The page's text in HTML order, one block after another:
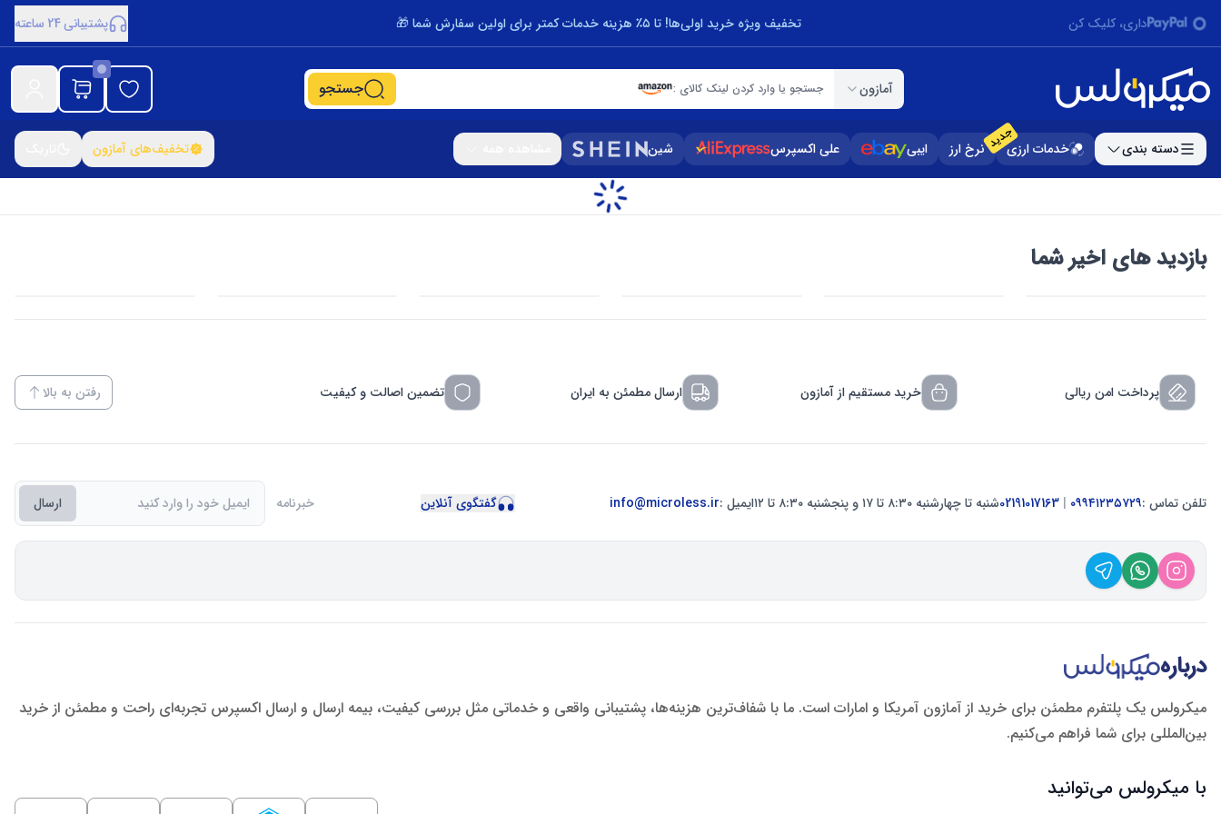
داری، کلیک کن تخفیف ویژه خرید اولی‌ها! تا ۵٪ هزینه خدمات کمتر برای اولین سفارش شما 🎁 پشتیبانی 24 ساعته
آمازون جستجو یا وارد کردن لینک کالای : جستجو
دسته بندی خدمات ارزیجدیدنرخ ارز ایبی علی اکسپرس شین تخفیف‌های آمازون
بازدید های اخیر شما
پرداخت امن ریالی خرید مستقیم از آمازون ارسال مطمئن به ایران تضمین اصالت و کیفیت رفتن به بالا
تلفن تماس :۰۹۹۴۱۲۳۵۷۲۹ | شنبه تا چهارشنبه ۸:۳۰ تا ۱۷ و پنجشنبه ۸:۳۰ تا ۱۲ ایمیل :info@microless.ir گفتگوی آنلاین خبرنامه ارسال
درباره
میکرولس یک پلتفرم مطمئن برای خرید از آمازون آمریکا و امارات است. ما با شفاف‌ترین هزینه‌ها، پشتیبانی واقعی و خدماتی مثل بررسی کیفیت، بیمه ارسال و ارسال اکسپرس تجربه‌ای راحت و مطمئن از خرید
بین‌المللی برای شما فراهم می‌کنیم.
با میکرولس می‌توانید